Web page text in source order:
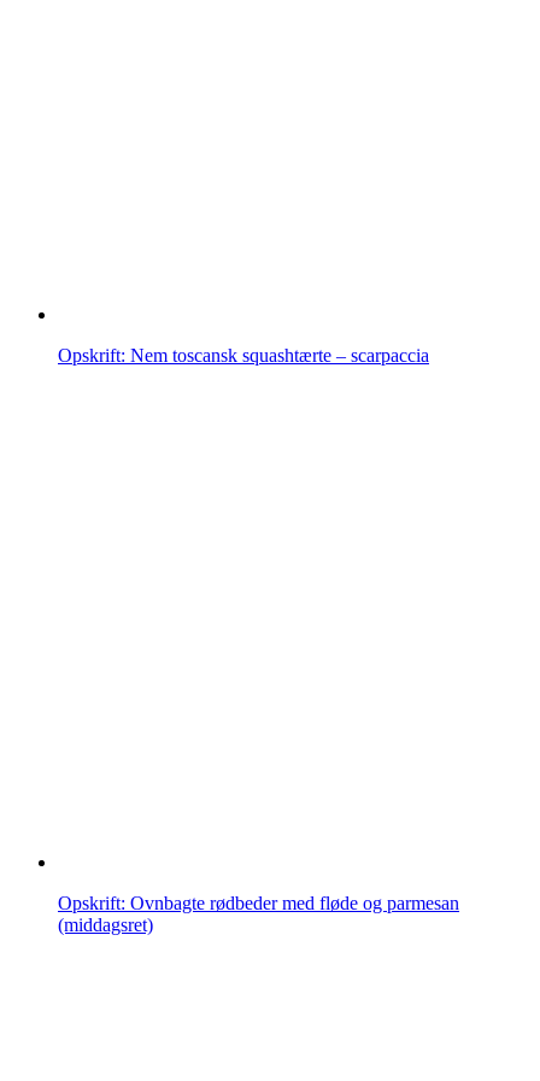
Opskrift: Nem toscansk squashtærte – scarpaccia
Opskrift: Ovnbagte rødbeder med fløde og parmesan
(middagsret)